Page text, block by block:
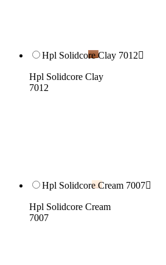
Hpl Solidcore Clay 7012
Hpl Solidcore Clay
7012
Hpl Solidcore Cream 7007
Hpl Solidcore Cream
7007